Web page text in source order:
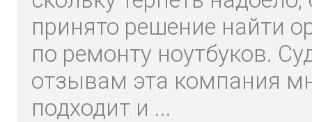
принято решение найти
по ремонту ноутбуков.
отзывам эта компания
подходит и ...